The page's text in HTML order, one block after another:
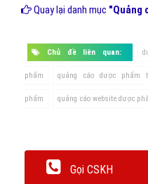
Quay lại danh mục "Quảng
Chủ đề liên quan:
phẩm quảng cáo dược phẩm
phẩm quảng cáo website dược
Gọi CSKH